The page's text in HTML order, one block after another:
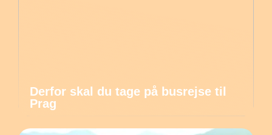
Derfor skal du tage på busrejse til
Prag